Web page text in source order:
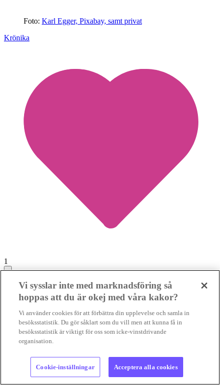
Foto: Karl Egger, Pixabay, samt privat
Krönika
1
Dålig affär att ersätta utsläppsminskningar i EU
med klimatkrediter
UTSLÄPPSHANDELDet är inte fel när EU finansiera
klimatinsatser i andra delar av världen. Men om satsningarna
minskar omställningstrycket inom unionen...
UTSLÄPPSHANDEL
klimatinsatser i andra delar av...
02 aug 2026 • Lästid:
Vi sysslar inte med marknadsföring så
hoppas att du är okej med våra kakor?
Vi använder cookies för att förbättra din upplevelse och samla in
besöksstatistik. Du gör såklart som du vill men att kunna få in
besöksstatistik är viktigt för oss som icke-vinstdrivande
organisation.
Cookie-inställningar Acceptera alla cookies